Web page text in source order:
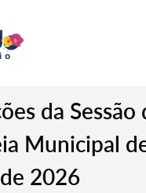
da Sessão
Municipal
2026